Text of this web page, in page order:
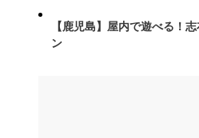
【鹿児島】屋内で遊べる！
ン